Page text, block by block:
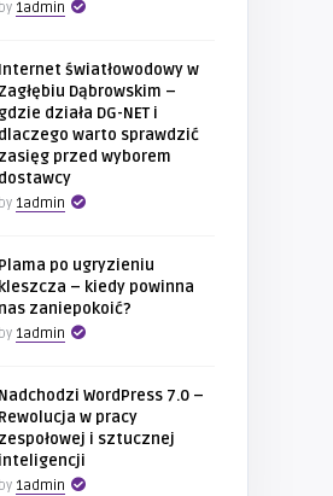
by 1admin
Internet światłowodowy w
Zagłębiu Dąbrowskim –
gdzie działa DG-NET i
dlaczego warto sprawdzić
zasięg przed wyborem
dostawcy
by 1admin
Plama po ugryzieniu
kleszcza – kiedy powinna
nas zaniepokoić?
by 1admin
Nadchodzi WordPress 7.0 –
Rewolucja w pracy
zespołowej i sztucznej
inteligencji
by 1admin